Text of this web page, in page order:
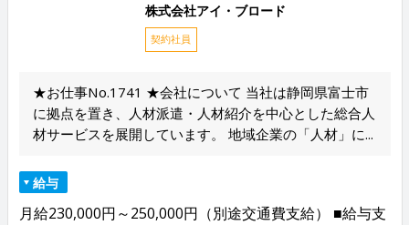
株式会社アイ・ブロード
契約社員
★お仕事No.1741 ★会社について 当社は静岡県富士市
に拠点を置き、人材派遣・人材紹介を中心とした総合人
材サービスを展開しています。 地域企業の「人材」に...
給与
月給230,000円～250,000円（別途交通費支給） ■給与支